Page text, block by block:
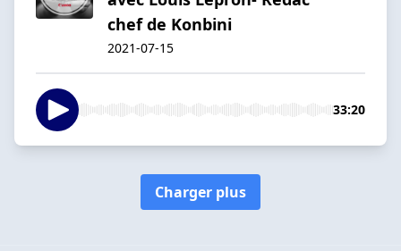
chef de Konbini
2021-07-15
33:20
Charger plus